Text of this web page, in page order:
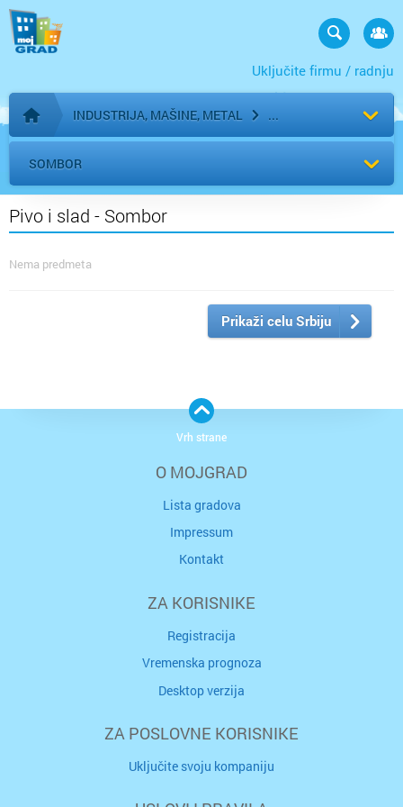
Uključite firmu / radnju
Početna stranica
INDUSTRIJA, MAŠINE, METAL
SOMBOR
Pivo i slad - Sombor
Nema predmeta
Prikaži celu Srbiju
O MOJGRAD
Lista gradova
Impressum
Kontakt
ZA KORISNIKE
Registracija
Vremenska prognoza
Desktop verzija
ZA POSLOVNE KORISNIKE
Uključite svoju kompaniju
Vrh strane